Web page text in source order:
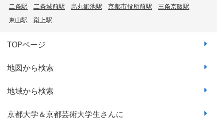
二条駅 二条城前駅 烏丸御池駅 京都市役所前駅
三条京阪駅
東山駅
蹴上駅
TOPページ
地図から検索
地域から検索
京都大学＆京都芸術大学生さんに